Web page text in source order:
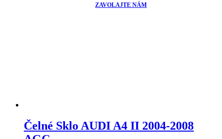
ZAVOLAJTE NÁM
Čelné Sklo AUDI A4 II 2004-2008